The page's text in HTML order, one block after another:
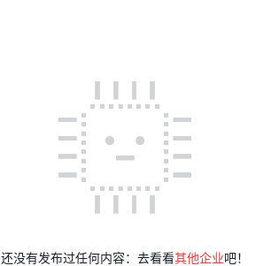
还没有发布过任何内容：去看看其他企业吧！